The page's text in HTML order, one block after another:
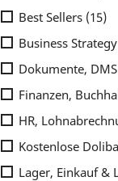
Best Sellers (15)
Business Strategy